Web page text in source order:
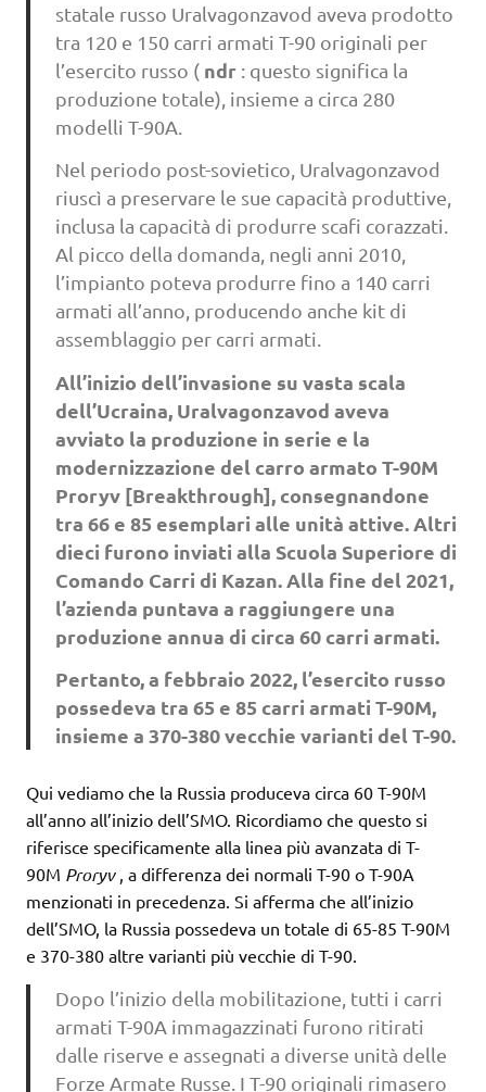
statale russo Uralvagonzavod aveva prodotto
tra 120 e 150 carri armati T-90 originali per
l’esercito russo ( ndr : questo significa la
produzione totale), insieme a circa 280
modelli T-90A.
Nel periodo post-sovietico, Uralvagonzavod
riuscì a preservare le sue capacità produttive,
inclusa la capacità di produrre scafi corazzati.
Al picco della domanda, negli anni 2010,
l’impianto poteva produrre fino a 140 carri
armati all’anno, producendo anche kit di
assemblaggio per carri armati.
All’inizio dell’invasione su vasta scala
dell’Ucraina, Uralvagonzavod aveva
avviato la produzione in serie e la
modernizzazione del carro armato T-90M
Proryv [Breakthrough], consegnandone
tra 66 e 85 esemplari alle unità attive. Altri
dieci furono inviati alla Scuola Superiore di
Comando Carri di Kazan. Alla fine del 2021,
l’azienda puntava a raggiungere una
produzione annua di circa 60 carri armati.
Pertanto, a febbraio 2022, l’esercito russo
possedeva tra 65 e 85 carri armati T-90M,
insieme a 370-380 vecchie varianti del T-90.
Qui vediamo che la Russia produceva circa 60 T-90M
all’anno all’inizio dell’SMO. Ricordiamo che questo si
riferisce specificamente alla linea più avanzata di T-
90M Proryv , a differenza dei normali T-90 o T-90A
menzionati in precedenza. Si afferma che all’inizio
dell’SMO, la Russia possedeva un totale di 65-85 T-90M
e 370-380 altre varianti più vecchie di T-90.
Dopo l’inizio della mobilitazione, tutti i carri
armati T-90A immagazzinati furono ritirati
dalle riserve e assegnati a diverse unità delle
Forze Armate Russe. I T-90 originali rimasero